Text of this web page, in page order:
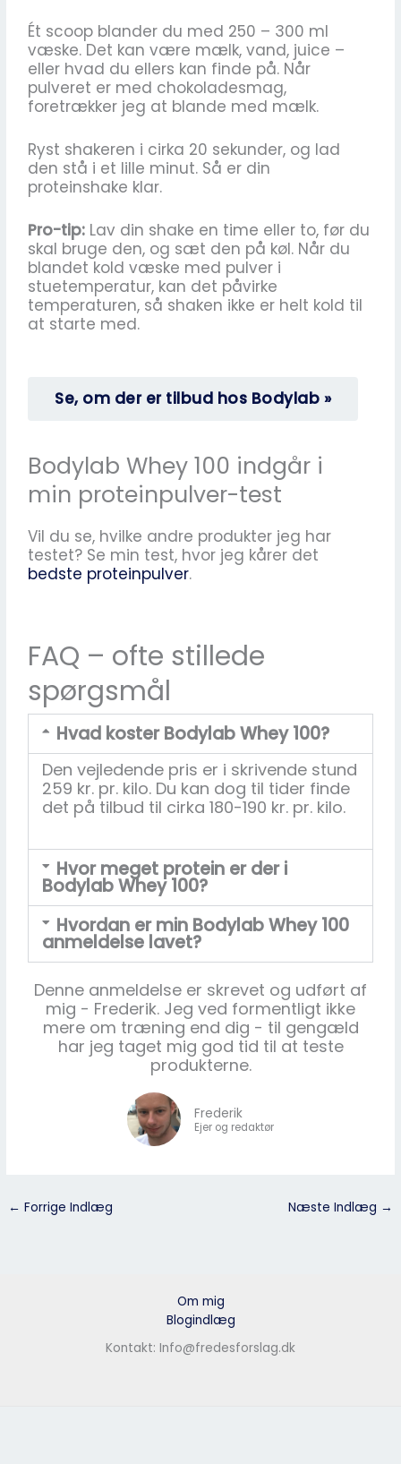
Ét scoop blander du med 250 – 300 ml
væske. Det kan være mælk, vand, juice –
eller hvad du ellers kan finde på. Når
pulveret er med chokoladesmag,
foretrækker jeg at blande med mælk.
Ryst shakeren i cirka 20 sekunder, og lad
den stå i et lille minut. Så er din
proteinshake klar.
Pro-tip: Lav din shake en time eller to, før du
skal bruge den, og sæt den på køl. Når du
blandet kold væske med pulver i
stuetemperatur, kan det påvirke
temperaturen, så shaken ikke er helt kold til
at starte med.
Se, om der er tilbud hos Bodylab »
Bodylab Whey 100 indgår i
min proteinpulver-test
Vil du se, hvilke andre produkter jeg har
testet? Se min test, hvor jeg kårer det
bedste proteinpulver.
FAQ – ofte stillede
spørgsmål
Hvad koster Bodylab Whey 100?
Den vejledende pris er i skrivende stund
259 kr. pr. kilo. Du kan dog til tider finde
det på tilbud til cirka 180-190 kr. pr. kilo.
Hvor meget protein er der i
Bodylab Whey 100?
Hvordan er min Bodylab Whey 100
anmeldelse lavet?
Denne anmeldelse er skrevet og udført af
mig - Frederik. Jeg ved formentligt ikke
mere om træning end dig - til gengæld
har jeg taget mig god tid til at teste
produkterne.
Frederik
Ejer og redaktør
← Forrige Indlæg Næste Indlæg →
Om mig
Blogindlæg
Kontakt: Info@fredesforslag.dk